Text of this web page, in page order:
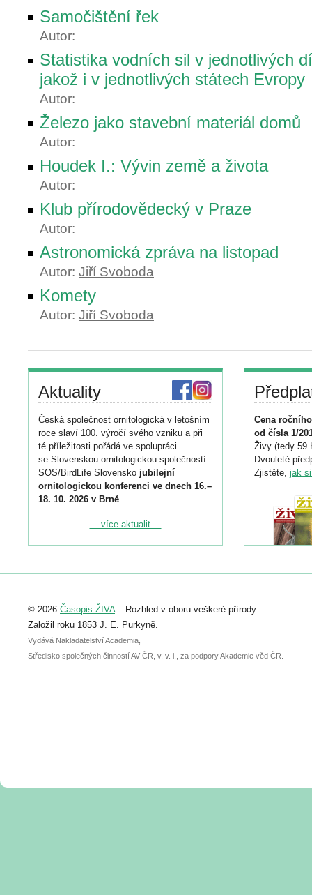
Samočištění řek
Autor:
Statistika vodních sil v jednotlivých
jakož i v jednotlivých státech Evropy
Autor:
Železo jako stavební materiál domů
Autor:
Houdek I.: Vývin země a života
Autor:
Klub přírodovědecký v Praze
Autor:
Astronomická zpráva na listopad
Autor: Jiří Svoboda
Komety
Autor: Jiří Svoboda
Aktuality
Česká společnost ornitologická v letošním
roce slaví 100. výročí svého vzniku a při
té příležitosti pořádá ve spolupráci
se Slovenskou ornitologickou společností
SOS/BirdLife Slovensko jubilejní
ornitologickou konferenci ve dnech 16.–
18. 10. 2026 v Brně.
Podrobnější informace ke konferenci
Registrovat se můžete do 6. září.
abstraktu přihlášené přednášky nebo
posteru je už 30. června.
... více aktualit ...
Cena
od čísla 1/
Živy (tedy 59
Dvouleté
Zjistěte, jak
© 2026 Časopis ŽIVA– Rozhled v oboru veškeré přírody.
Založil roku 1853 J. E. Purkyně.
Vydává Nakladatelství Academia,
Středisko společných činností AV ČR, v. v. i., za podpory Akademie věd ČR.